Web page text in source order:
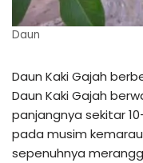
Daun
Daun Kaki Gajah
Daun Kaki Gajah
panjangnya sekitar
pada musim
sepenuhnya